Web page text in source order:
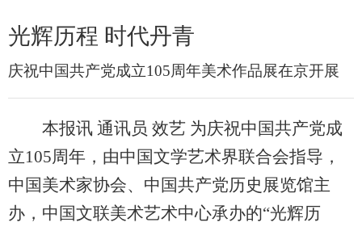
光辉历程 时代丹青
庆祝中国共产党成立105周年美术作品展在京开展
本报讯 通讯员 效艺 为庆祝中国共产党成
立105周年，由中国文学艺术界联合会指导，
中国美术家协会、中国共产党历史展览馆主
办，中国文联美术艺术中心承办的“光辉历